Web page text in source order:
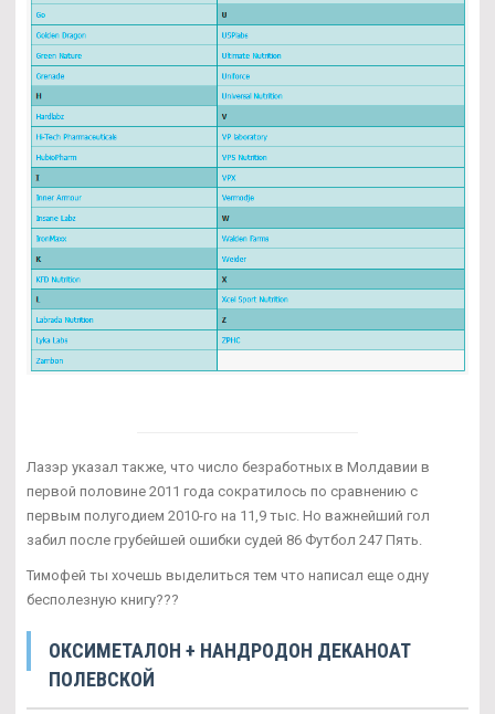
Лазэр указал также, что число безработных в Молдавии в
первой половине 2011 года сократилось по сравнению с
первым полугодием 2010-го на 11,9 тыс. Но важнейший гол
забил после грубейшей ошибки судей 86 Футбол 247 Пять.
Тимофей ты хочешь выделиться тем что написал еще одну
бесполезную книгу???
ОКСИМЕТАЛОН + НАНДРОДОН ДЕКАНОАТ
ПОЛЕВСКОЙ